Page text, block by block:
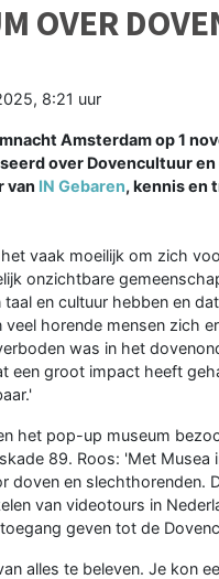
OVER
8:21 uur
Amsterdam op 1
over Dovencultuur
van IN Gebaren, kennis en
vaak moeilijk om zich
onzichtbare
en cultuur hebben en
horende mensen zich
was in het
een groot impact heeft
het pop-up museum
89. Roos: 'Met Musea
doven en slechthorenden.
van videotours in
geven tot de
alles te beleven. Je kon